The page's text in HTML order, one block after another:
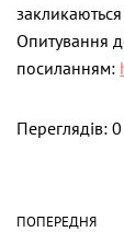
Опитування
посиланням:
Переглядів: 0
ПОПЕРЕДНЯ